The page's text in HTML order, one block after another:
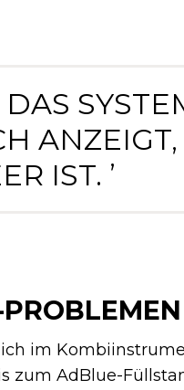
ANZEIGT,
IST. ’
im
zum AdBlue-